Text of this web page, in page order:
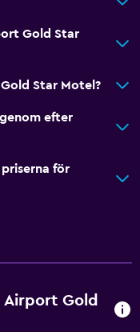
Gold Star
Star Motel?
efter
för
Gold